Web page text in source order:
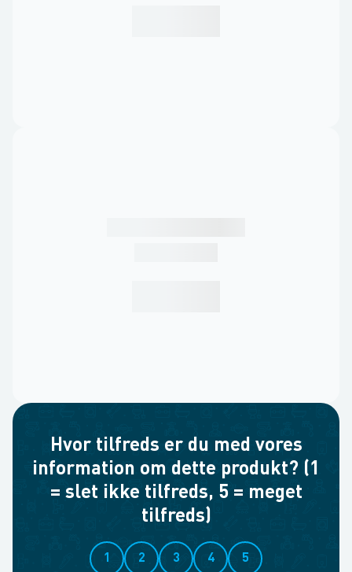
Hvor tilfreds er du med vores
information om dette produkt? (1
= slet ikke tilfreds, 5 = meget
tilfreds)
1 2 3 4 5